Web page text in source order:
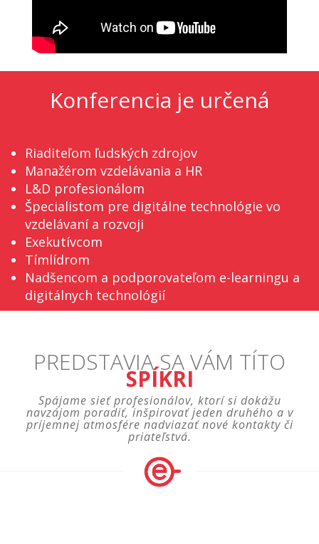
Konferencia je určená
Riaditeľom ľudských zdrojov
Manažérom vzdelávania a HR
L&D profesionálom
Špecialistom pre digitálne technológie vo
vzdelávaní a rozvoji
Exekutívcom
Tímlídrom
Nadšencom a podporovateľom e-learningu a
digitálnych technológií
PREDSTAVIA SA VÁM TÍTO
SPÍKRI
Spájame sieť profesionálov, ktorí si dokážu
navzájom poradiť, inšpirovať jeden druhého a v
príjemnej atmosfére nadviazať nové kontakty či
priateľstvá.